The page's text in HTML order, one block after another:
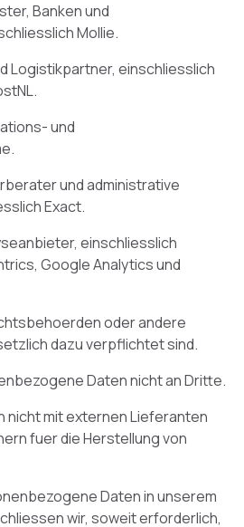
Banken und
Mollie.
einschliesslich
und
und administrative
Exact.
einschliesslich
Google Analytics und
oder andere
dazu verpflichtet sind.
Daten nicht an Dritte.
nicht mit externen Lieferanten
fuer die Herstellung von
Daten in unserem
wir, soweit erforderlich,